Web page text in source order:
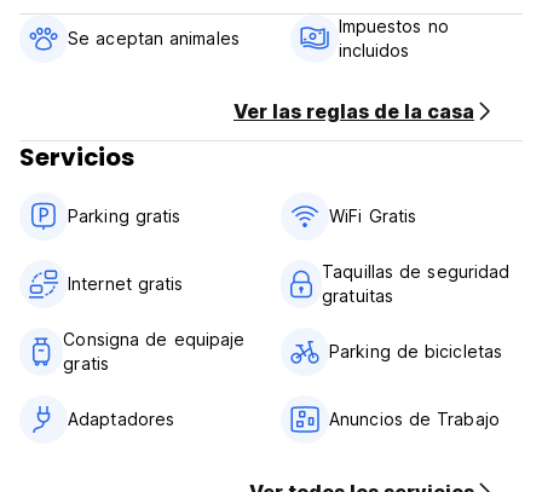
de una cancelación tardía o no presentarse, se le cobrará
la primera noche de su estancia.
Pago a la llegada en efectivo
Desayuno no incluido
Recepción 24 horas.
Sin condiciones especiales.
Se aceptan animales
Impuestos no
incluidos
Ver las reglas de la casa
Servicios
Parking gratis WiFi Gratis
Internet gratis
Taquillas de seguridad
gratuitas
Consigna de equipaje
gratis
Parking de bicicletas
Adaptadores Anuncios de Trabajo